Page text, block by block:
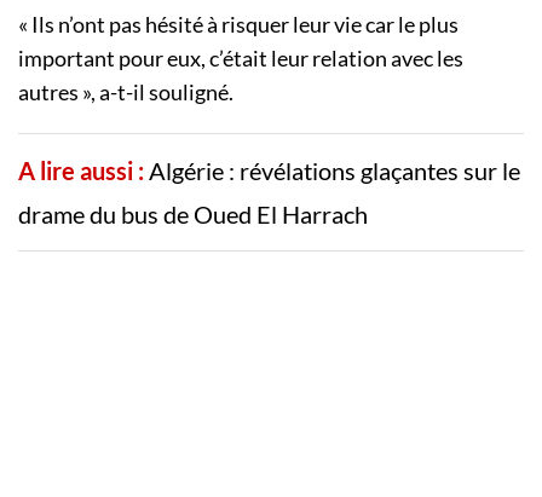
« Ils n’ont pas hésité à risquer leur vie car le plus
important pour eux, c’était leur relation avec les
autres », a-t-il souligné.
A lire aussi :Algérie : révélations glaçantes sur le
drame du bus de Oued El Harrach